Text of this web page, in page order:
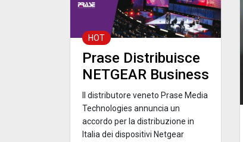
HOT
Prase Distribuisce
NETGEAR Business
Il distributore veneto Prase Media
Technologies annuncia un
accordo per la distribuzione in
Italia dei dispositivi Netgear